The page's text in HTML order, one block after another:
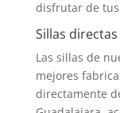
disfrutar de
Sillas
Las sillas de
mejores
directamente